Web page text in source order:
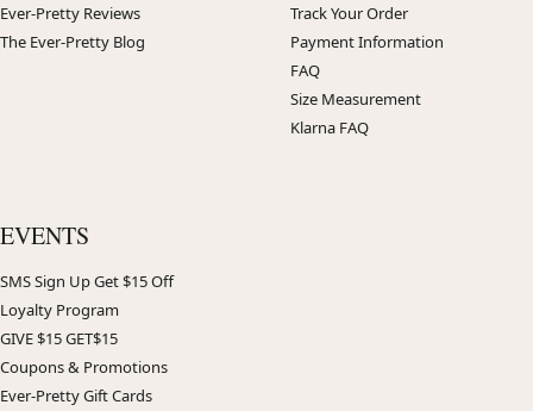
Ever-Pretty Reviews
The Ever-Pretty Blog
Track Your Order
Payment Information
FAQ
Size Measurement
Klarna FAQ
EVENTS
SMS Sign Up Get $15 Off
Loyalty Program
GIVE $15 GET$15
Coupons & Promotions
Ever-Pretty Gift Cards